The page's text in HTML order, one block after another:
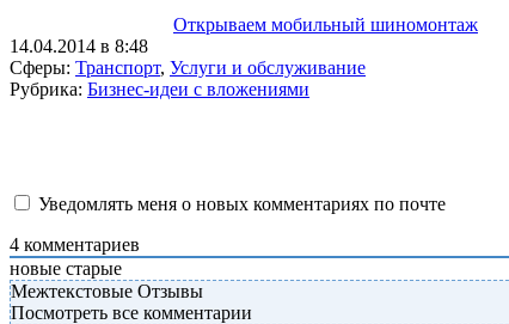
Открываем мобильный шиномонтаж
14.04.2014 в 8:48
Сферы: Транспорт, Услуги и обслуживание
Рубрика: Бизнес-идеи с вложениями
Уведомлять меня о новых комментариях по почте
4 комментариев
новые старые
Межтекстовые Отзывы
Посмотреть все комментарии